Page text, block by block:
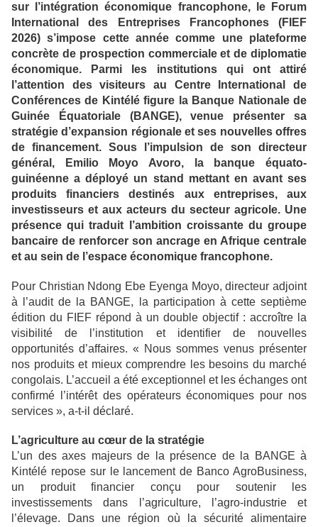
sur l’intégration économique francophone, le Forum
International des Entreprises Francophones (FIEF
2026) s’impose cette année comme une plateforme
concrète de prospection commerciale et de diplomatie
économique. Parmi les institutions qui ont attiré
l’attention des visiteurs au Centre International de
Conférences de Kintélé figure la Banque Nationale de
Guinée Équatoriale (BANGE), venue présenter sa
stratégie d’expansion régionale et ses nouvelles offres
de financement. Sous l’impulsion de son directeur
général, Emilio Moyo Avoro, la banque équato-
guinéenne a déployé un stand mettant en avant ses
produits financiers destinés aux entreprises, aux
investisseurs et aux acteurs du secteur agricole. Une
présence qui traduit l’ambition croissante du groupe
bancaire de renforcer son ancrage en Afrique centrale
et au sein de l’espace économique francophone.
Pour Christian Ndong Ebe Eyenga Moyo, directeur adjoint
à l’audit de la BANGE, la participation à cette septième
édition du FIEF répond à un double objectif : accroître la
visibilité de l’institution et identifier de nouvelles
opportunités d’affaires. « Nous sommes venus présenter
nos produits et mieux comprendre les besoins du marché
congolais. L’accueil a été exceptionnel et les échanges ont
confirmé l’intérêt des opérateurs économiques pour nos
services », a-t-il déclaré.
L’agriculture au cœur de la stratégie
L’un des axes majeurs de la présence de la BANGE à
Kintélé repose sur le lancement de Banco AgroBusiness,
un produit financier conçu pour soutenir les
investissements dans l’agriculture, l’agro-industrie et
l’élevage. Dans une région où la sécurité alimentaire